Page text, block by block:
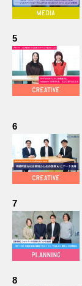
5
6
7
8